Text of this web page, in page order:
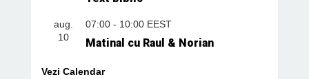
aug.
10
07:00- 10:00 EEST
Matinal cu Raul & Norian
Vezi Calendar